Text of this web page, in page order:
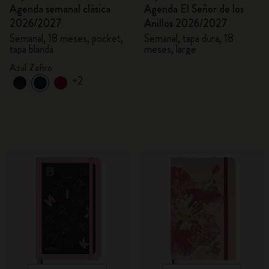
Agenda semanal clásica
2026/2027
Semanal, 18 meses, pocket,
tapa blanda
+2
Agenda El Señor de los
Anillos 2026/2027
Semanal, tapa dura, 18
meses, large